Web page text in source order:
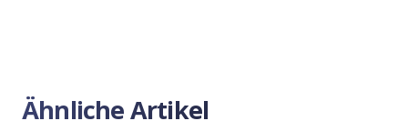
Ähnliche Artikel